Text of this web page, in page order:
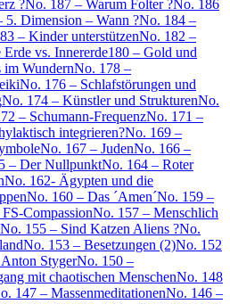
?No. 187 – Warum Folter ?No. 186
5. Dimension – Wann ?No. 184 –
– Kinder unterstützenNo. 182 –
vs. Innererde180 – Gold und
WundernNo. 178 –
No. 176 – Schlafstörungen und
No. 174 – Künstler und StrukturenNo.
– Schumann-FrequenzNo. 171 –
integrieren?No. 169 –
No. 167 – JudenNo. 166 –
– Der NullpunktNo. 164 – Roter
No. 162- Ägypten und die
No. 160 – Das ´Amen´No. 159 –
CompassionNo. 157 – Menschlich
No. 155 – Sind Katzen Aliens ?No.
No. 153 – Besetzungen (2)No. 152
StygerNo. 150 –
mit chaotischen MenschenNo. 148
147 – MassenmeditationenNo. 146 –